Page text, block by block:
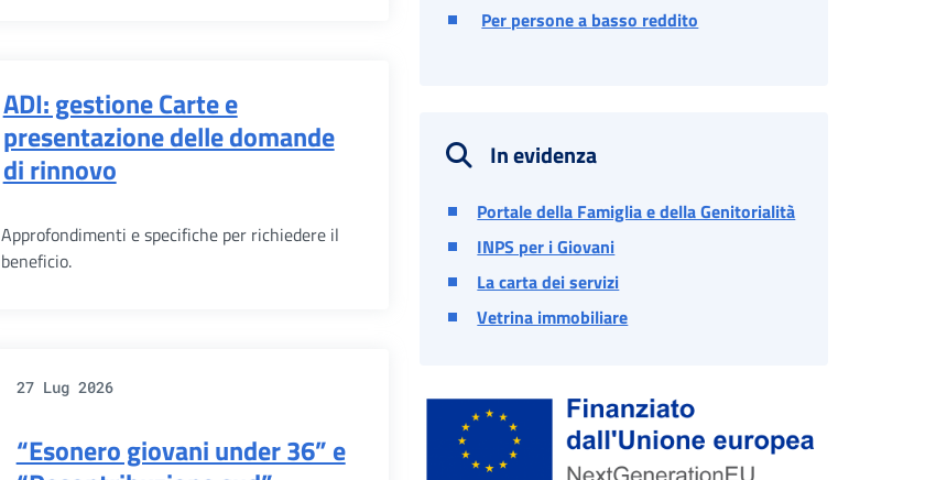
ADI: gestione Carte e
presentazione delle domande
di rinnovo
Approfondimenti e specifiche per richiedere il
beneficio.
27 Lug 2026
“Esonero giovani under 36” e
Per persone a basso reddito
In evidenza
Portale della Famiglia e della Genitorialità
INPS per i Giovani
La carta dei servizi
Vetrina immobiliare